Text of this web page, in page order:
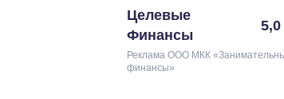
Целевые
Финансы
5,0
Реклама ООО МКК
финансы»